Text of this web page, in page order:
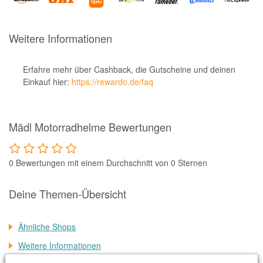
apodiscounter
OTTO Office
Udemy
Pets Deli
SNIPES
Click & Boat
XXXLutz
BADER
Weitere Informationen
Erfahre mehr über Cashback, die Gutscheine und deinen
Einkauf hier: https://rewardo.de/faq
Mädl Motorradhelme Bewertungen
0 Bewertungen mit einem Durchschnitt von 0 Sternen
Deine Themen-Übersicht
Ähnliche Shops
Weitere Informationen